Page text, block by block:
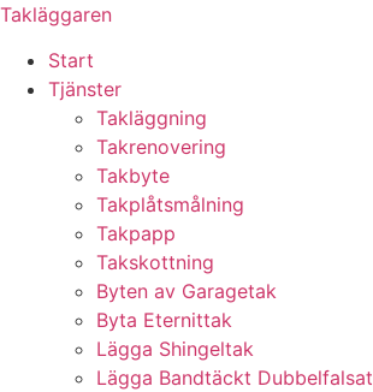
Skip
content
Takläggaren
Start
Tjänster
Takläggning
Takrenovering
Takbyte
Takplåtsmålning
Takpapp
Takskottning
Byten av Garagetak
Byta Eternittak
Lägga Shingeltak
Lägga Bandtäckt